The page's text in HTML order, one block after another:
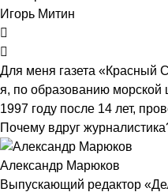
Игорь Митин
Для меня газета «Красный
я, по образованию
1997 году после 14 лет,
Почему вдруг
Александр Марюков
Выпускающий редактор